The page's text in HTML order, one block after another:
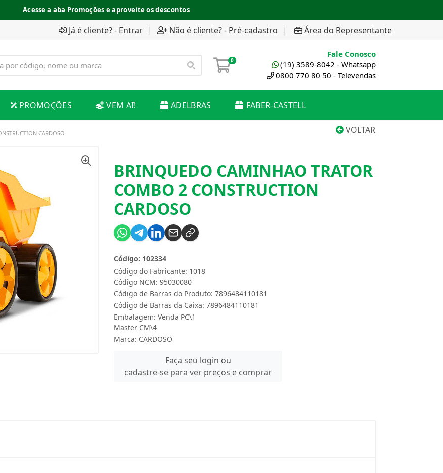
Acesse a aba Promoções e aproveite os descontos
Já é cliente? - Entrar | Não é cliente? - Pré-cadastro | Área do Representante
0
Fale Conosco
(19) 3589-8042 - Whatsapp
0800 770 80 50 - Televendas
PROMOÇÕES VEM AI! ADELBRAS FABER-CASTELL
VOLTAR
CARDOSO
BRINQUEDO CAMINHAO TRATOR
COMBO 2 CONSTRUCTION
CARDOSO
Código do Fabricante: 1018
Código: 102334
Código NCM: 95030080
Código de Barras do Produto: 7896484110181
Código de Barras da Caixa: 7896484110181
Embalagem: Venda PC\1
Master CM\4
Marca: CARDOSO
Faça seu login ou
cadastre-se para ver preços e comprar